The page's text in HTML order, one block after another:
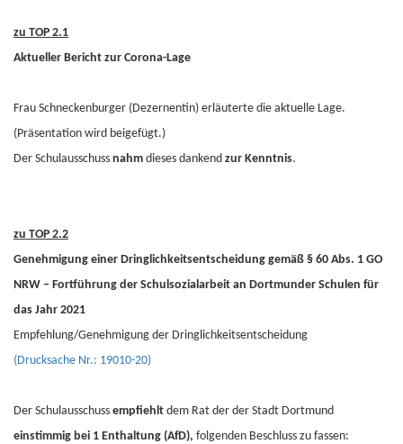
zu TOP 2.1
Aktueller Bericht zur Corona-Lage
Frau Schneckenburger (Dezernentin) erläuterte die aktuelle Lage.
(Präsentation wird beigefügt.)
Der Schulausschuss nahm dieses dankend zur Kenntnis.
zu TOP 2.2
Genehmigung einer Dringlichkeitsentscheidung gemäß § 60 Abs. 1 GO
NRW – Fortführung der Schulsozialarbeit an Dortmunder Schulen für
das Jahr 2021
Empfehlung/Genehmigung der Dringlichkeitsentscheidung
(Drucksache Nr.: 19010-20)
Der Schulausschuss empfiehlt dem Rat der der Stadt Dortmund
einstimmig bei 1 Enthaltung (AfD), folgenden Beschluss zu fassen: